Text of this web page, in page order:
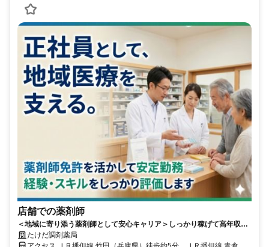
店舗での薬剤師
＜地域に寄り添う薬剤師として安心キャリア＞しっかり稼げて高年収を
実現！／店舗薬剤師としてキャリアスタート／休み充実で私生活と両立
たけだ調剤薬局